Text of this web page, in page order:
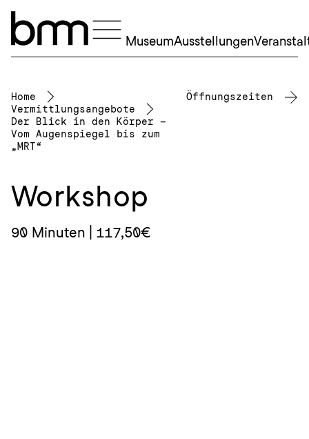
MuseumAusstellungen
Home
Vermittlungsangebote
Der Blick in den Körper –
Vom Augenspiegel bis zum
„MRT“
Öffnungszeiten
Workshop
90 Minuten | 117,50€